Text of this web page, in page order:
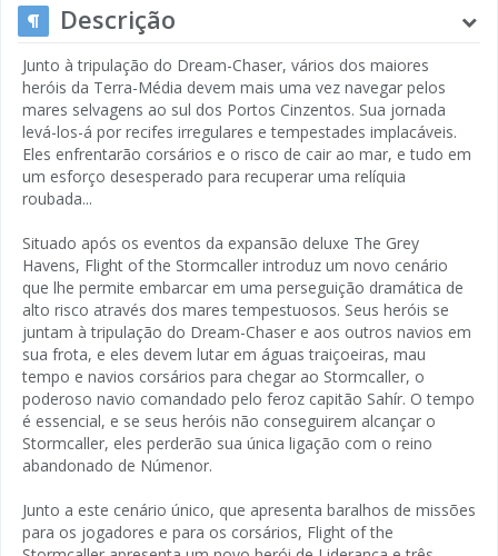
Descrição
Junto à tripulação do Dream-Chaser, vários dos maiores
heróis da Terra-Média devem mais uma vez navegar pelos
mares selvagens ao sul dos Portos Cinzentos. Sua jornada
levá-los-á por recifes irregulares e tempestades implacáveis.
Eles enfrentarão corsários e o risco de cair ao mar, e tudo em
um esforço desesperado para recuperar uma relíquia
roubada...
Situado após os eventos da expansão deluxe The Grey
Havens, Flight of the Stormcaller introduz um novo cenário
que lhe permite embarcar em uma perseguição dramática de
alto risco através dos mares tempestuosos. Seus heróis se
juntam à tripulação do Dream-Chaser e aos outros navios em
sua frota, e eles devem lutar em águas traiçoeiras, mau
tempo e navios corsários para chegar ao Stormcaller, o
poderoso navio comandado pelo feroz capitão Sahír. O tempo
é essencial, e se seus heróis não conseguirem alcançar o
Stormcaller, eles perderão sua única ligação com o reino
abandonado de Númenor.
Junto a este cenário único, que apresenta baralhos de missões
para os jogadores e para os corsários, Flight of the